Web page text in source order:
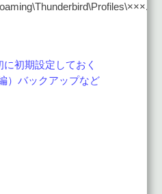
初期設定しておく
）バックアップなど